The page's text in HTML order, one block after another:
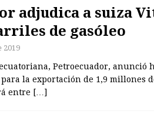
adjudica a suiza
de gasóleo
2019
Petroecuador, anunció
la exportación de 1,9 millones
entre […]